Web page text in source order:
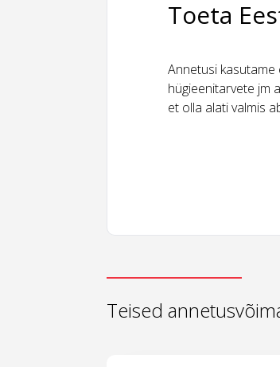
Toeta
Annetusi
hügieenitarvete jm
et olla alati valmis
Teised